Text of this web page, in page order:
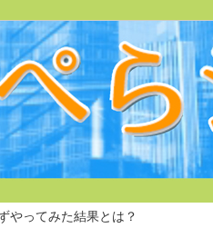
やってみた結果とは？